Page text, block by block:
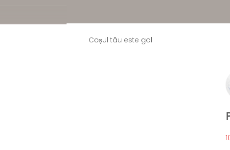
Coșul tău este gol